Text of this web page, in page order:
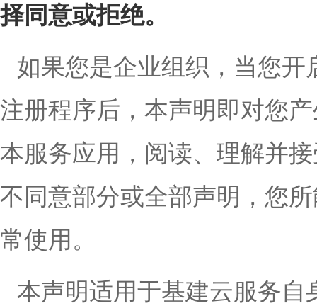
择同意或拒绝。
如果您是企业组织，当您
注册程序后，本声明即对您
本服务应用，阅读、理解并
不同意部分或全部声明，您
常使用。
本声明适用于基建云服务